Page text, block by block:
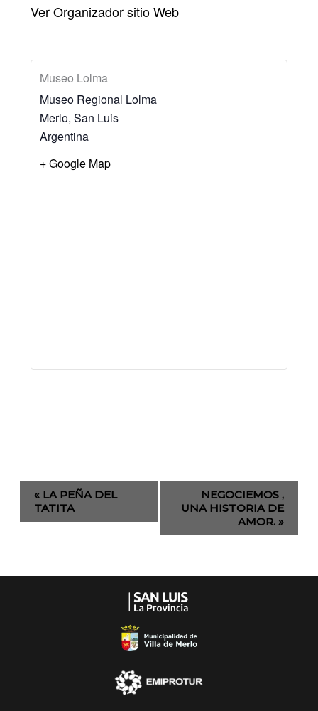
Ver Organizador sitio Web
Museo Lolma
Museo Regional Lolma
Merlo, San Luis
Argentina
+ Google Map
Evento
Navegación
« LA PEÑA DEL
TATITA
NEGOCIEMOS ,
UNA HISTORIA DE
AMOR. »